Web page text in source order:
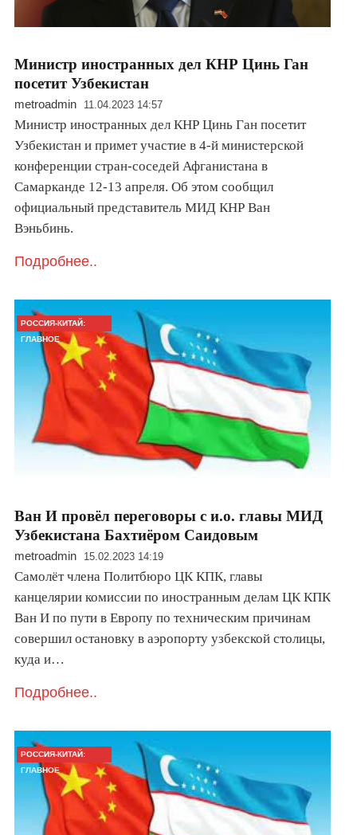
Министр иностранных дел КНР Цинь Ган
посетит Узбекистан
metroadmin 11.04.2023 14:57
Министр иностранных дел КНР Цинь Ган посетит
Узбекистан и примет участие в 4-й министерской
конференции стран-соседей Афганистана в
Самарканде 12-13 апреля. Об этом сообщил
официальный представитель МИД КНР Ван
Вэньбинь.
Подробнее..
РОССИЯ-КИТАЙ:
ГЛАВНОЕ
Ван И провёл переговоры с и.о. главы МИД
Узбекистана Бахтиёром Саидовым
metroadmin 15.02.2023 14:19
Самолёт члена Политбюро ЦК КПК, главы
канцелярии комиссии по иностранным делам ЦК КПК
Ван И по пути в Европу по техническим причинам
совершил остановку в аэропорту узбекской столицы,
куда и…
Подробнее..
РОССИЯ-КИТАЙ:
ГЛАВНОЕ